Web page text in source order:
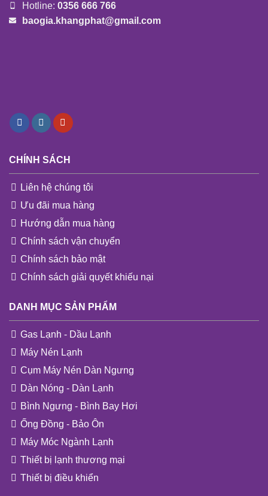
Hotline: 0356 666 766
baogia.khangphat@gmail.com
CHÍNH SÁCH
Liên hệ chúng tôi
Ưu đãi mua hàng
Hướng dẫn mua hàng
Chính sách vận chuyển
Chính sách bảo mật
Chính sách giải quyết khiếu nại
DANH MỤC SẢN PHẨM
Gas Lạnh - Dầu Lạnh
Máy Nén Lạnh
Cụm Máy Nén Dàn Ngưng
Dàn Nóng - Dàn Lạnh
Bình Ngưng - Bình Bay Hơi
Ống Đồng - Bảo Ôn
Máy Móc Ngành Lạnh
Thiết bị lạnh thương mại
Thiết bị điều khiển